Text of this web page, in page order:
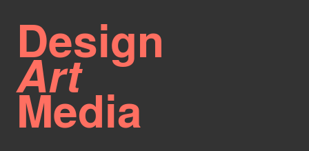
Design
Art
Media